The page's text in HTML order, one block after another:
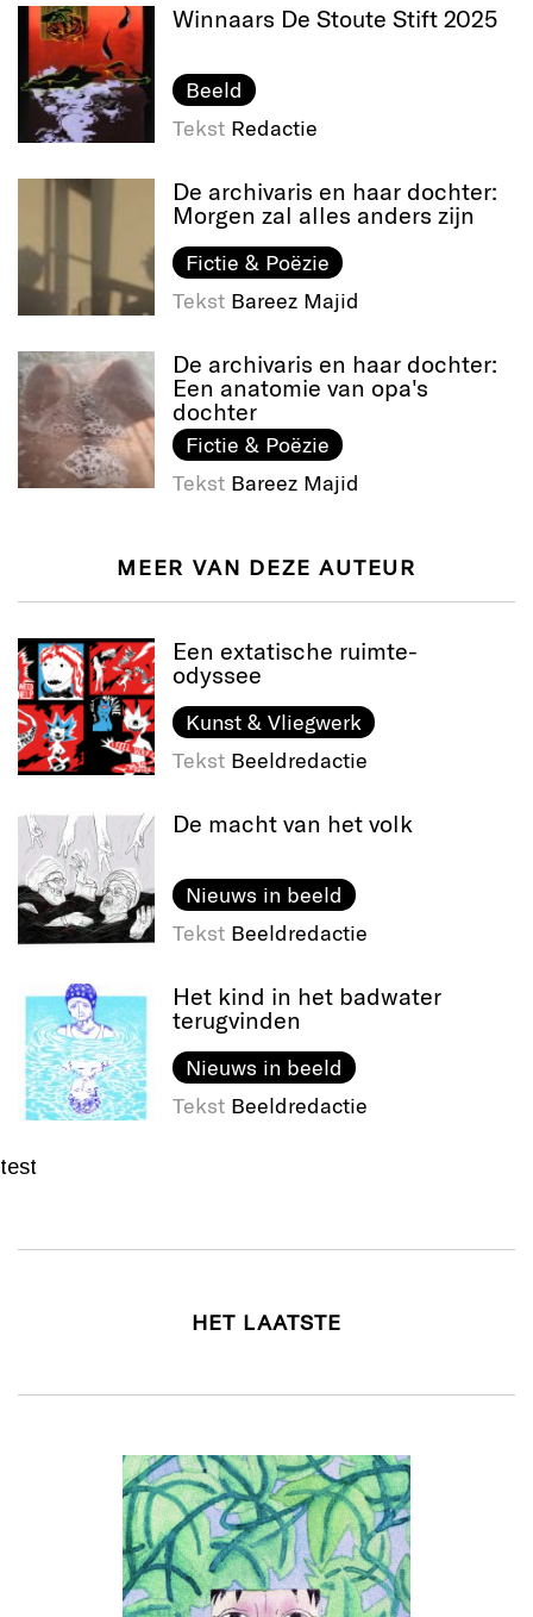
Winnaars De Stoute Stift 2025
Beeld
Tekst Redactie
De archivaris en haar dochter:
Morgen zal alles anders zijn
Fictie & Poëzie
Tekst Bareez Majid
De archivaris en haar dochter:
Een anatomie van opa's
dochter
Fictie & Poëzie
Tekst Bareez Majid
MEER VAN DEZE AUTEUR
Een extatische ruimte-
odyssee
Kunst & Vliegwerk
Tekst Beeldredactie
De macht van het volk
Nieuws in beeld
Tekst Beeldredactie
Het kind in het badwater
terugvinden
Nieuws in beeld
Tekst Beeldredactie
test
HET LAATSTE